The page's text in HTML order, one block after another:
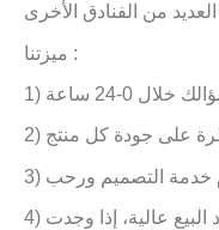
ميزتنا​ :
4) نحن نقدم ضمان الجودة وخدمة ما بعد البيع عالية، إذا وجدت